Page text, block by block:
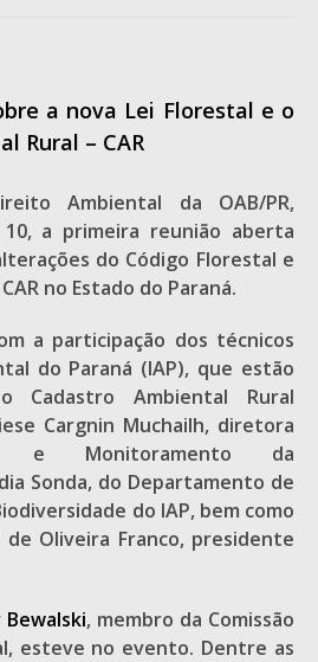
a nova Lei Florestal e o
Rural – CAR
Ambiental da OAB/PR,
a primeira reunião aberta
do Código Florestal e
no Estado do Paraná.
a participação dos técnicos
do Paraná (IAP), que estão
Cadastro Ambiental Rural
Cargnin Muchailh, diretora
e Monitoramento da
Sonda, do Departamento de
do IAP, bem como
de Oliveira Franco, presidente
Bewalski, membro da Comissão
esteve no evento. Dentre as